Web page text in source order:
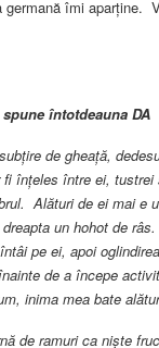
germană îmi
întotdeauna DA
de gheață,
înțeles între ei, tustrei
Alături de ei mai e
dreapta un hohot de
pe ei, apoi
de a începe
inima mea bate
de ramuri ca niște